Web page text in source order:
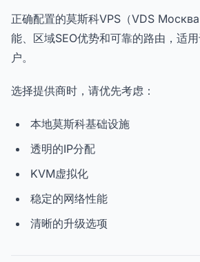
正确配置的莫斯科VPS（VDS
能、区域SEO优势和可靠的路由，适
户。
选择提供商时，请优先考虑：
本地莫斯科基础设施
透明的IP分配
KVM虚拟化
稳定的网络性能
清晰的升级选项